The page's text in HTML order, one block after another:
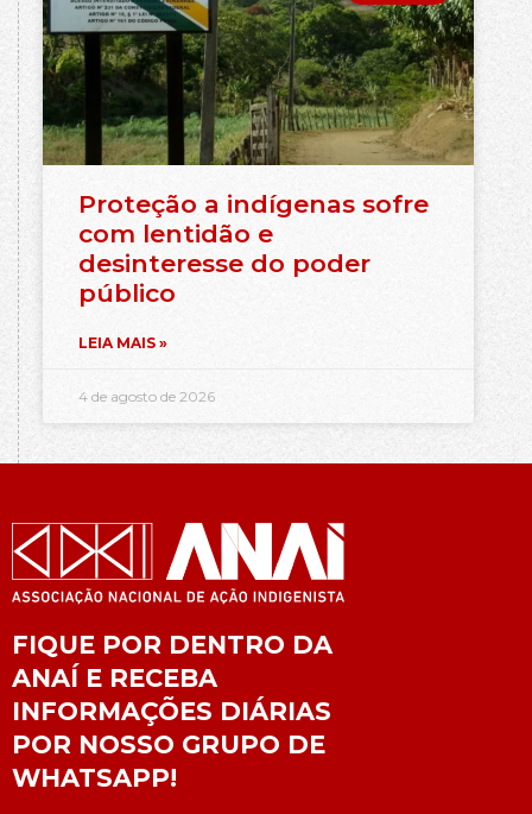
Proteção a indígenas sofre
com lentidão e
desinteresse do poder
público
LEIA MAIS »
4 de agosto de 2026
FIQUE POR DENTRO DA
ANAÍ E RECEBA
INFORMAÇÕES DIÁRIAS
POR NOSSO GRUPO DE
WHATSAPP!